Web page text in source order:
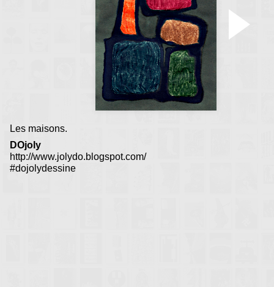
Les maisons.
DOjoly
http://www.jolydo.blogspot.com/
#dojolydessine
Le Haut-Crêt 1998